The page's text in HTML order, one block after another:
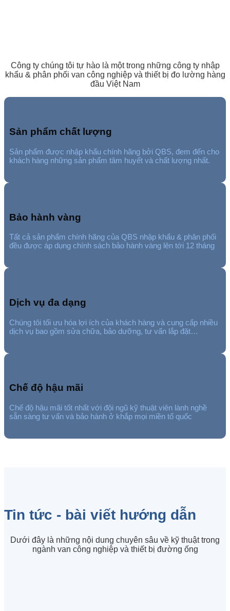
Công ty chúng tôi tự hào là một trong những công ty nhập
khẩu & phân phối van công nghiệp và thiết bị đo lường hàng
đầu Việt Nam
Sản phẩm chất lượng
Sản phẩm được nhập khẩu chính hãng bởi QBS, đem đến cho
khách hàng những sản phẩm tâm huyết và chất lượng nhất.
Bảo hành vàng
Tất cả sản phẩm chính hãng của QBS nhập khẩu & phân phối
đều được áp dụng chính sách bảo hành vàng lên tới 12 tháng
Dịch vụ đa dạng
Chúng tôi tối ưu hóa lợi ích của khách hàng và cung cấp nhiều
dịch vụ bao gồm sửa chữa, bảo dưỡng, tư vấn lắp đặt…
Chế độ hậu mãi
Chế độ hậu mãi tốt nhất với đội ngũ kỹ thuật viên lành nghề
sẵn sàng tư vấn và bảo hành ở khắp mọi miền tổ quốc
Tin tức - bài viết hướng dẫn
Dưới đây là những nội dung chuyên sâu về kỹ thuật trong
ngành van công nghiệp và thiết bị đường ống